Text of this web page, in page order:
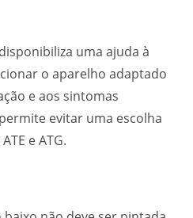
uma ajuda à
o aparelho adaptado
e aos sintomas
evitar uma escolha
e ATG.